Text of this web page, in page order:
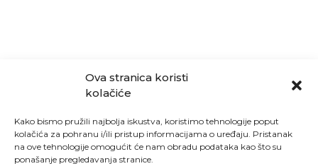
Ova stranica koristi
kolačiće
Kako bismo pružili najbolja iskustva, koristimo tehnologije poput
kolačića za pohranu i/ili pristup informacijama o uređaju. Pristanak
na ove tehnologije omogućit će nam obradu podataka kao što su
ponašanje pregledavanja stranice.